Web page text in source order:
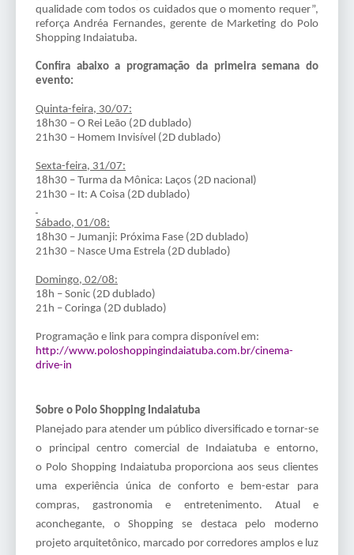
qualidade com todos os cuidados que o momento requer”,
reforça Andréa Fernandes, gerente de Marketing do Polo
Shopping Indaiatuba.
Confira abaixo a programação da primeira semana do
evento:
Quinta-feira, 30/07:
18h30 – O Rei Leão (2D dublado)
21h30 – Homem Invisível (2D dublado)
Sexta-feira, 31/07:
18h30 – Turma da Mônica: Laços (2D nacional)
21h30 – It: A Coisa (2D dublado)
Sábado, 01/08:
18h30 – Jumanji: Próxima Fase (2D dublado)
21h30 – Nasce Uma Estrela (2D dublado)
Domingo, 02/08:
18h – Sonic (2D dublado)
21h – Coringa (2D dublado)
Programação e link para compra disponível em:
http://www.poloshoppingindaiatuba.com.br/cinema-
drive-in
Sobre o Polo Shopping Indaiatuba
Planejado para atender um público diversificado e tornar-se
o principal centro comercial de Indaiatuba e entorno,
o Polo Shopping Indaiatuba proporciona aos seus clientes
uma experiência única de conforto e bem-estar para
compras, gastronomia e entretenimento. Atual e
aconchegante, o Shopping se destaca pelo moderno
projeto arquitetônico, marcado por corredores amplos e luz